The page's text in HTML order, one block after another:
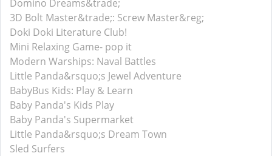
Domino Dreams&trade;
3D Bolt Master&trade;: Screw Master&reg;
Doki Doki Literature Club!
Mini Relaxing Game- pop it
Modern Warships: Naval Battles
Little Panda&rsquo;s Jewel Adventure
BabyBus Kids: Play & Learn
Baby Panda's Kids Play
Baby Panda's Supermarket
Little Panda&rsquo;s Dream Town
Sled Surfers